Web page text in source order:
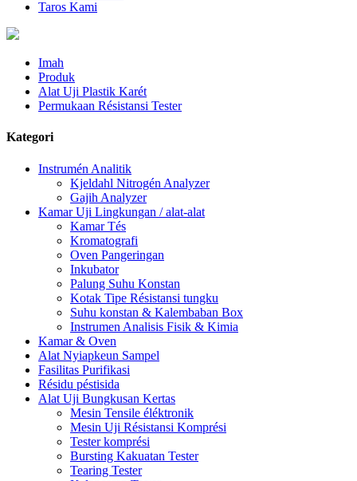
Taros Kami
Imah
Produk
Alat Uji Plastik Karét
Permukaan Résistansi Tester
Kategori
Instrumén Analitik
Kjeldahl Nitrogén Analyzer
Gajih Analyzer
Kamar Uji Lingkungan / alat-alat
Kamar Tés
Kromatografi
Oven Pangeringan
Inkubator
Palung Suhu Konstan
Kotak Tipe Résistansi tungku
Suhu konstan & Kalembaban Box
Instrumen Analisis Fisik & Kimia
Kamar & Oven
Alat Nyiapkeun Sampel
Fasilitas Purifikasi
Résidu péstisida
Alat Uji Bungkusan Kertas
Mesin Tensile éléktronik
Mesin Uji Résistansi Komprési
Tester komprési
Bursting Kakuatan Tester
Tearing Tester